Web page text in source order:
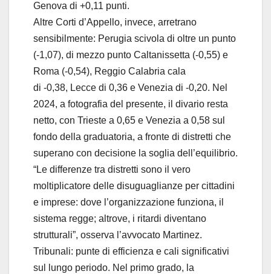
Genova di +0,11 punti.
Altre Corti d’Appello, invece, arretrano
sensibilmente: Perugia scivola di oltre un punto
(-1,07), di mezzo punto Caltanissetta (-0,55) e
Roma (-0,54), Reggio Calabria cala
di -0,38, Lecce di 0,36 e Venezia di -0,20. Nel
2024, a fotografia del presente, il divario resta
netto, con Trieste a 0,65 e Venezia a 0,58 sul
fondo della graduatoria, a fronte di distretti che
superano con decisione la soglia dell’equilibrio.
“Le differenze tra distretti sono il vero
moltiplicatore delle disuguaglianze per cittadini
e imprese: dove l’organizzazione funziona, il
sistema regge; altrove, i ritardi diventano
strutturali”, osserva l’avvocato Martinez.
Tribunali: punte di efficienza e cali significativi
sul lungo periodo. Nel primo grado, la